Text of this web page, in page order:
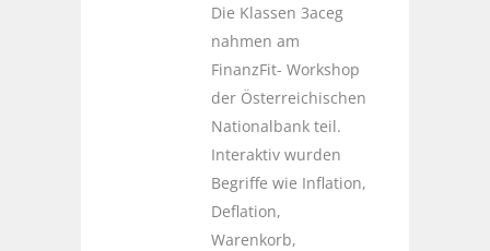
Die Klassen 3aceg
nahmen am
FinanzFit- Workshop
der Österreichischen
Nationalbank teil.
Interaktiv wurden
Begriffe wie Inflation,
Deflation,
Warenkorb,